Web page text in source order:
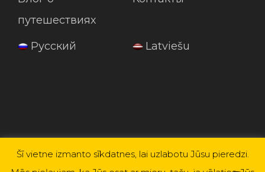
путешествиях
Русский Latviešu
Šī vietne izmanto sīkdatnes, lai uzlabotu Jūsu pieredzi.